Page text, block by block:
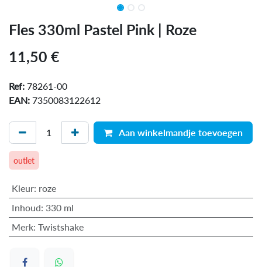
Fles 330ml Pastel Pink | Roze
11,50 €
Ref: 78261-00
EAN: 7350083122612
Aan winkelmandje toevoegen
outlet
Kleur: roze
Inhoud: 330 ml
Merk: Twistshake